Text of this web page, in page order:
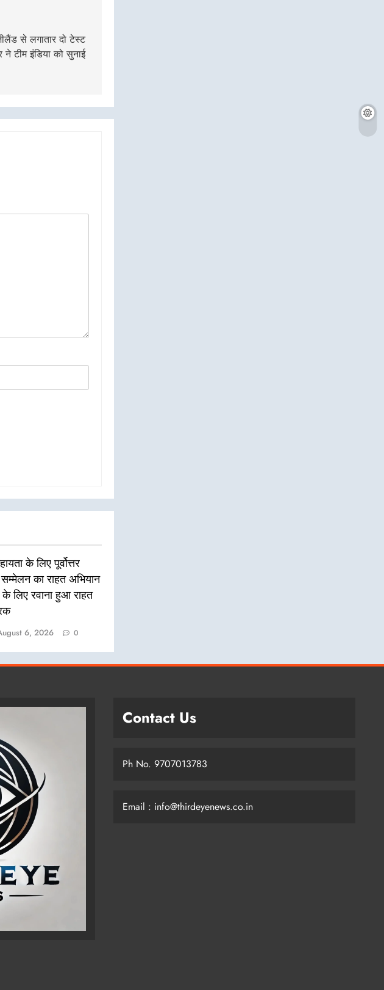
से लगातार दो टेस्ट
ने टीम इंडिया को सुनाई
के लिए पूर्वोत्तर
सम्मेलन का राहत अभियान
लिए रवाना हुआ राहत
6, 2026 0
Contact Us
Ph No. 9707013783
Email : info@thirdeyenews.co.in